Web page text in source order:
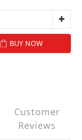
BUY NOW
Customer
Reviews